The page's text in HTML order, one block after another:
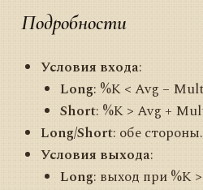
Подробности
Условия входа:
Long: %K < Avg −
Short: %K > Avg +
Long/Short: обе стороны.
Условия выхода:
Long: выход при %K